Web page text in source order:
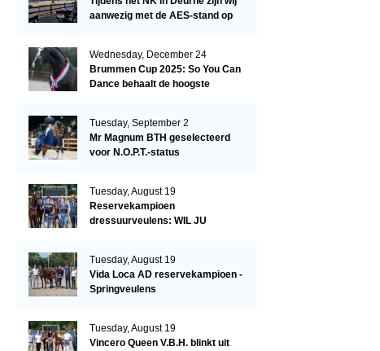
aanwezig met de AES-stand op
Wednesday, December 24
Brummen Cup 2025: So You Can
Dance behaalt de hoogste
Tuesday, September 2
Mr Magnum BTH geselecteerd
voor N.O.P.T.-status
Tuesday, August 19
Reservekampioen
dressuurveulens: WIL JU
Tuesday, August 19
Vida Loca AD reservekampioen -
Springveulens
Tuesday, August 19
Vincero Queen V.B.H. blinkt uit